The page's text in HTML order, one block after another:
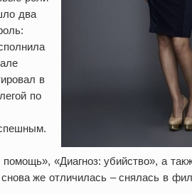
два
в
по
«Диагноз: убийство», а
же отличилась – снялась в